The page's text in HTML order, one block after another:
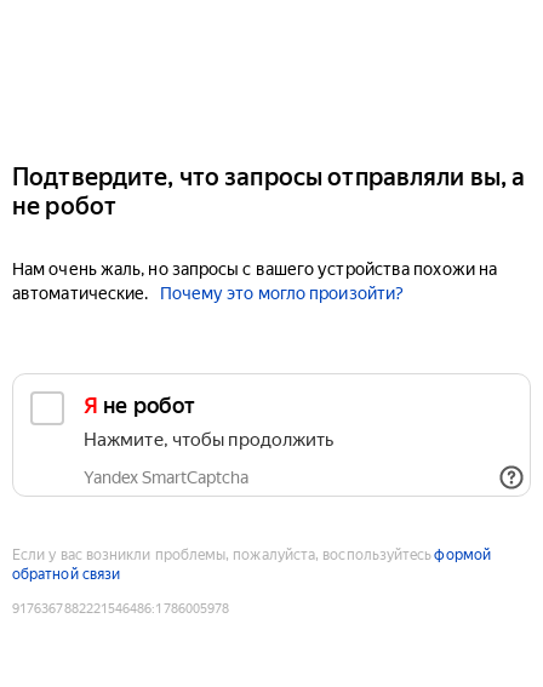
Подтвердите, что запросы отправляли вы, а
не робот
Нам очень жаль, но запросы с вашего устройства похожи на
автоматические.
Почему это могло произойти?
Я не робот
Нажмите, чтобы продолжить
Yandex SmartCaptcha
Если у вас возникли проблемы, пожалуйста, воспользуйтесьформой
обратной связи
9176367882221546486:1786005978